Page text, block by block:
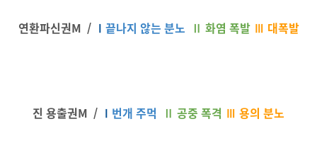
연환파신권M / Ⅰ 끝나지 않는 분노 Ⅱ 화염 폭발 Ⅲ 대폭발
진 용출권M / Ⅰ 번개 주먹 Ⅱ 공중 폭격 Ⅲ 용의 분노